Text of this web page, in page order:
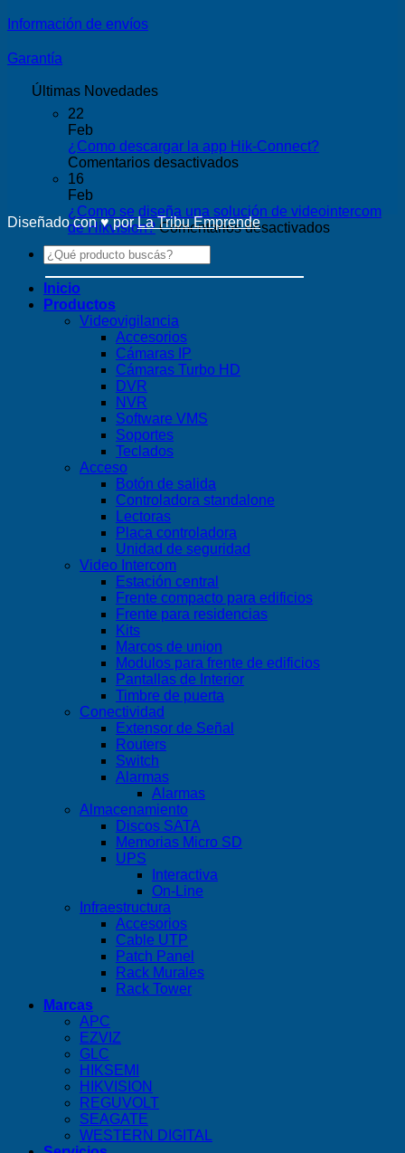
Información de envíos
Garantía
Últimas Novedades
22
Feb
¿Como descargar la app Hik-Connect?
Comentarios desactivadosen
la
app
16
Feb
¿Como se diseña una solución de videointercom
de Hikvision? Comentarios desactivadosen
Diseñado con ♥ porLa Tribu Emprende
Buscar
por:
Inicio
Productos
Videovigilancia
Accesorios
Cámaras IP
Cámaras Turbo HD
DVR
NVR
Software VMS
Soportes
Teclados
Acceso
Botón de salida
Controladora standalone
Lectoras
Placa controladora
Unidad de seguridad
Video Intercom
Estación central
Frente compacto para edificios
Frente para residencias
Kits
Marcos de union
Modulos para frente de edificios
Pantallas de Interior
Timbre de puerta
Conectividad
Extensor de Señal
Routers
Switch
Alarmas
Alarmas
Almacenamiento
Discos SATA
Memorias Micro SD
UPS
Interactiva
On-Line
Infraestructura
Accesorios
Cable UTP
Patch Panel
Rack Murales
Rack Tower
Marcas
APC
EZVIZ
GLC
HIKSEMI
HIKVISION
REGUVOLT
SEAGATE
WESTERN DIGITAL